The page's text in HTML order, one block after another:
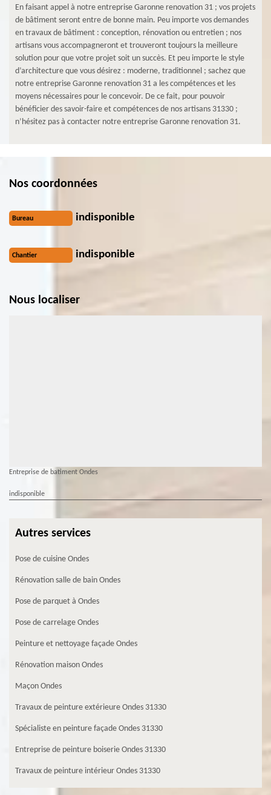
En faisant appel à notre entreprise Garonne renovation 31 ; vos projets
de bâtiment seront entre de bonne main. Peu importe vos demandes
en travaux de bâtiment : conception, rénovation ou entretien ; nos
artisans vous accompagneront et trouveront toujours la meilleure
solution pour que votre projet soit un succès. Et peu importe le style
d’architecture que vous désirez : moderne, traditionnel ; sachez que
notre entreprise Garonne renovation 31 a les compétences et les
moyens nécessaires pour le concevoir. De ce fait, pour pouvoir
bénéficier des savoir-faire et compétences de nos artisans 31330 ;
n’hésitez pas à contacter notre entreprise Garonne renovation 31.
Nos coordonnées
Bureau indisponible
Chantier indisponible
Nous localiser
Entreprise de batiment Ondes
indisponible
Autres services
Pose de cuisine Ondes
Rénovation salle de bain Ondes
Pose de parquet à Ondes
Pose de carrelage Ondes
Peinture et nettoyage façade Ondes
Rénovation maison Ondes
Maçon Ondes
Travaux de peinture extérieure Ondes 31330
Spécialiste en peinture façade Ondes 31330
Entreprise de peinture boiserie Ondes 31330
Travaux de peinture intérieur Ondes 31330